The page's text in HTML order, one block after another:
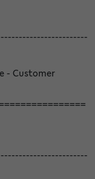
- Customer